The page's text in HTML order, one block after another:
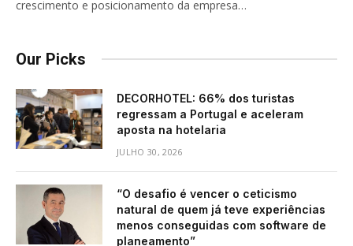
crescimento e posicionamento da empresa…
Our Picks
DECORHOTEL: 66% dos turistas
regressam a Portugal e aceleram
aposta na hotelaria
JULHO 30, 2026
“O desafio é vencer o ceticismo
natural de quem já teve experiências
menos conseguidas com software de
planeamento”